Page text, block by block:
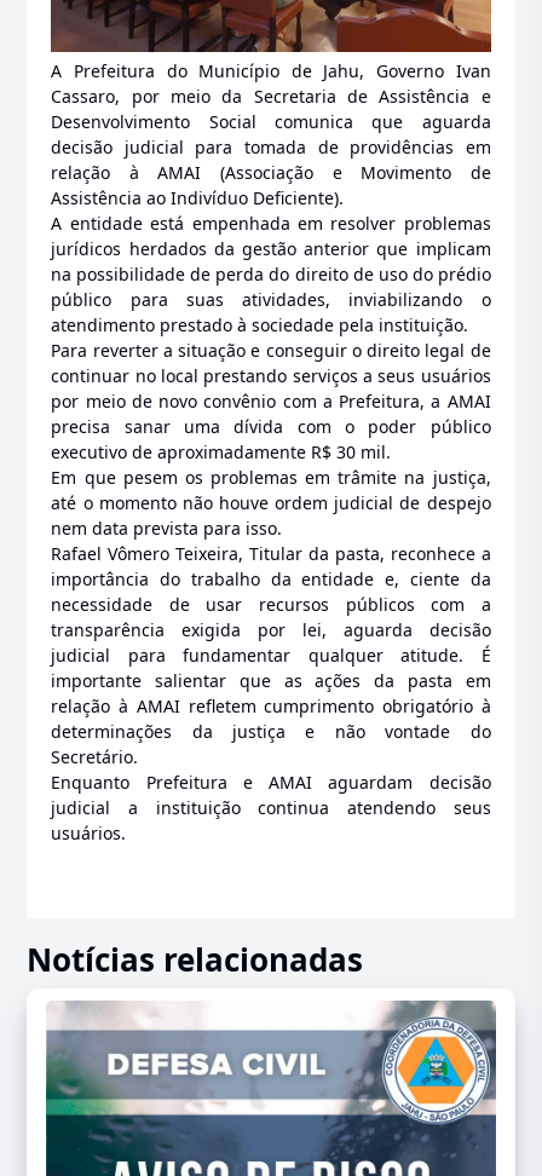
A Prefeitura do Município de Jahu, Governo Ivan
Cassaro, por meio da Secretaria de Assistência e
Desenvolvimento Social comunica que aguarda
decisão judicial para tomada de providências em
relação à AMAI (Associação e Movimento de
Assistência ao Indivíduo Deficiente).
A entidade está empenhada em resolver problemas
jurídicos herdados da gestão anterior que implicam
na possibilidade de perda do direito de uso do prédio
público para suas atividades, inviabilizando o
atendimento prestado à sociedade pela instituição.
Para reverter a situação e conseguir o direito legal de
continuar no local prestando serviços a seus usuários
por meio de novo convênio com a Prefeitura, a AMAI
precisa sanar uma dívida com o poder público
executivo de aproximadamente R$ 30 mil.
Em que pesem os problemas em trâmite na justiça,
até o momento não houve ordem judicial de despejo
nem data prevista para isso.
Rafael Vômero Teixeira, Titular da pasta, reconhece a
importância do trabalho da entidade e, ciente da
necessidade de usar recursos públicos com a
transparência exigida por lei, aguarda decisão
judicial para fundamentar qualquer atitude. É
importante salientar que as ações da pasta em
relação à AMAI refletem cumprimento obrigatório à
determinações da justiça e não vontade do
Secretário.
Enquanto Prefeitura e AMAI aguardam decisão
judicial a instituição continua atendendo seus
usuários.
Notícias relacionadas